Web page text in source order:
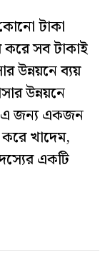
টাকা
করে সব টাকাই
উন্নয়নে ব্যয়
উন্নয়নে
এ জন্য একজন
খাদেম,
একটি